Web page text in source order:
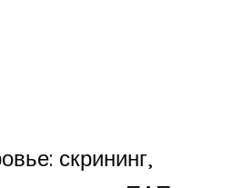
скрининг,